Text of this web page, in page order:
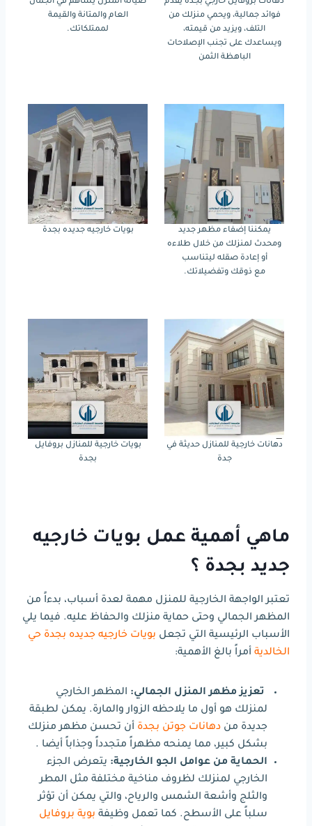
فوائد جمالية، ويحمي منزلك من
التلف، ويزيد من قيمته،
ويساعدك على تجنب الإصلاحات
الباهظة الثمن
العام والمتانة والقيمة
لممتلكاتك.
يمكننا إضفاء مظهر جديد
ومحدث لمنزلك من خلال طلاءه
أو إعادة صقله ليتناسب
مع ذوقك وتفضيلاتك.
بويات خارجيه جديده بجدة
دهانات خارجية للمنازل حديثة في
جدة
بويات خارجية للمنازل بروفايل
بجدة
ماهي أهمية عمل بويات خارجيه
جديد بجدة ؟
تعتبر الواجهة الخارجية للمنزل مهمة لعدة أسباب، بدءاً من
المظهر الجمالي وحتى حماية منزلك والحفاظ عليه. فيما يلي
الأسباب الرئيسية التي تجعل بويات خارجيه جديده بجدة حي
الخالدية أمراً بالغ الأهمية:
تعزيز مظهر المنزل الجمالي: المظهر الخارجي
لمنزلك هو أول ما يلاحظه الزوار والمارة. يمكن لطبقة
جديدة من دهانات جوتن بجدة أن تحسن مظهر منزلك
بشكل كبير، مما يمنحه مظهراً متجدداً وجذاباً أيضا .
الحماية من عوامل الجو الخارجية: يتعرض الجزء
الخارجي لمنزلك لظروف مناخية مختلفة مثل المطر
والثلج وأشعة الشمس والرياح، والتي يمكن أن تؤثر
سلباً على الأسطح. كما تعمل وظيفة بوية بروفايل